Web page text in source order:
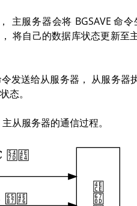
主服务器会将 BGSAVE 命令
将自己的数据库状态更新至
发送给从服务器， 从服务器
态。
从服务器的通信过程。